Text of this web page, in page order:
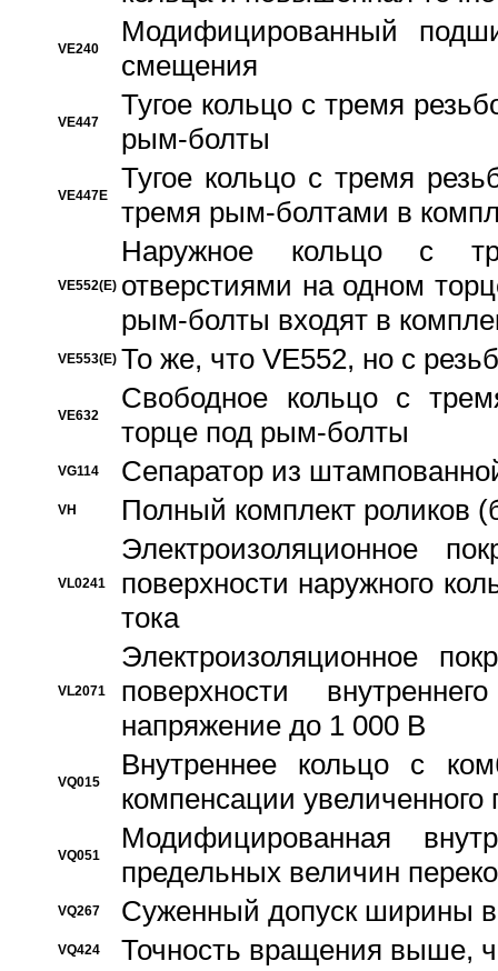
VE240
Модифицированный
смещения
VE447
Тугое кольцо с тремя
рым-болты
VE447E
Тугое кольцо с тремя
тремя рым-болтами в
VE552(E)
Наружное кольцо с
отверстиями на одном
рым-болты входят в
VE553(E) То же, что VE552, но с
VE632
Свободное кольцо с
торце под рым-болты
VG114 Сепаратор из
VH Полный комплект роликов
VL0241
Электроизоляционное
поверхности наружного
тока
VL2071
Электроизоляционное
поверхности
напряжение до 1 000 В
VQ015
Bнутреннее кольцо с
компенсации увеличенного
VQ051
Модифицированная
предельных величин
VQ267 Суженный допуск ширины
VQ424 Точность вращения выше,